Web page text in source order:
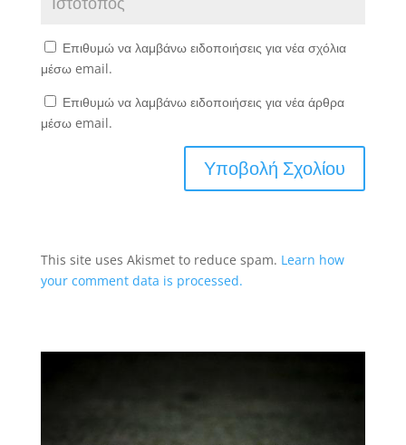
Επιθυμώ να λαμβάνω ειδοποιήσεις για νέα σχόλια
μέσω email.
Επιθυμώ να λαμβάνω ειδοποιήσεις για νέα άρθρα
μέσω email.
This site uses Akismet to reduce spam. Learn how
your comment data is processed.